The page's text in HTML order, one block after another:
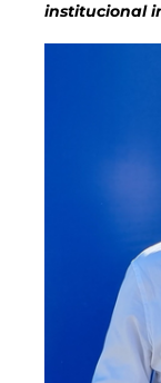
institucional